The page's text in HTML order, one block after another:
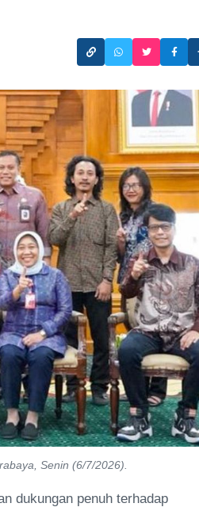
Senin (6/7/2026).
dukungan penuh terhadap